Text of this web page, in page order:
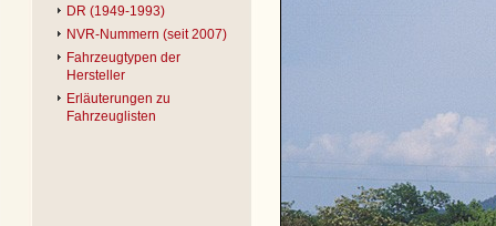
DR (1949-1993)
NVR-Nummern (seit 2007)
Fahrzeugtypen der
Hersteller
Erläuterungen zu
Fahrzeuglisten